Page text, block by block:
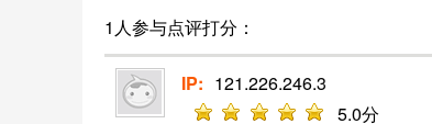
1人参与点评打分：
IP: 121.226.246.3
5.0分